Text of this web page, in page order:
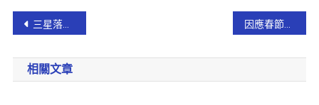
三星落安農溪落羽松秘境 燈光水舞秀等您來探訪
相關文章